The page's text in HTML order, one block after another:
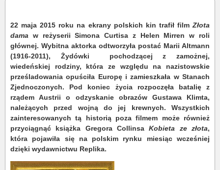
22 maja 2015 roku na ekrany polskich kin trafił film Złota
dama w reżyserii Simona Curtisa z Helen Mirren w roli
głównej. Wybitna aktorka odtworzyła postać Marii Altmann
(1916-2011), Żydówki pochodzącej z zamożnej,
wiedeńskiej rodziny, która ze względu na nazistowskie
prześladowania opuściła Europę i zamieszkała w Stanach
Zjednoczonych. Pod koniec życia rozpoczęła batalię z
rządem Austrii o odzyskanie obrazów Gustawa Klimta,
należących przed wojną do jej krewnych. Wszystkich
zainteresowanych tą historią poza filmem może również
przyciągnąć książka Gregora CollinsaKobieta ze złota,
która pojawiła się na polskim rynku miesiąc wcześniej
dzięki wydawnictwu Replika.